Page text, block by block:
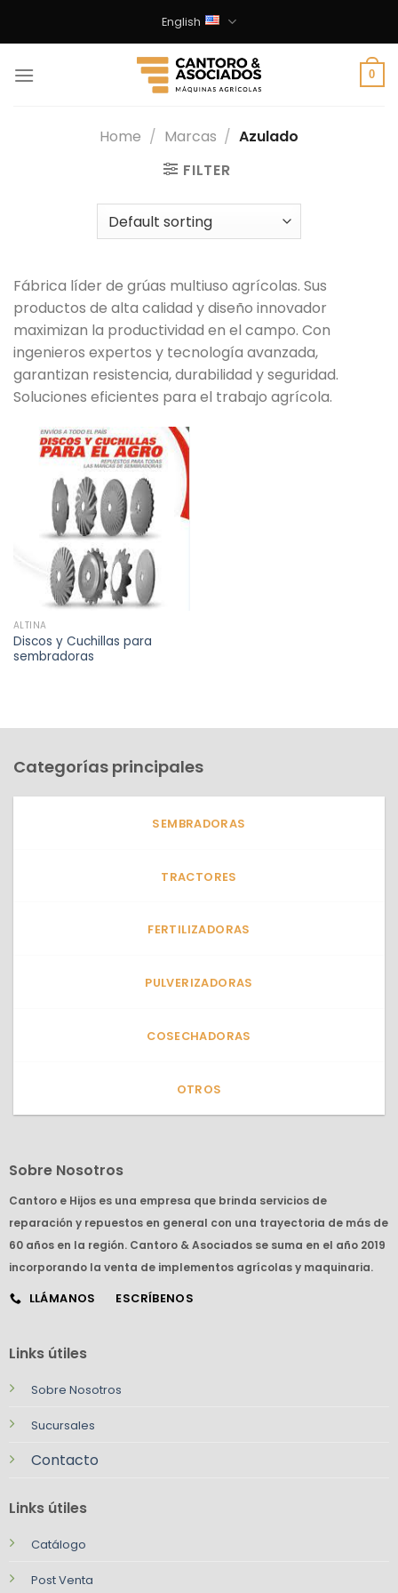
English
0
Home / Marcas / Azulado
FILTER
Fábrica líder de grúas multiuso agrícolas. Sus
productos de alta calidad y diseño innovador
maximizan la productividad en el campo. Con
ingenieros expertos y tecnología avanzada,
garantizan resistencia, durabilidad y seguridad.
Soluciones eficientes para el trabajo agrícola.
ALTINA
Discos y Cuchillas para
sembradoras
Categorías principales
SEMBRADORAS
TRACTORES
FERTILIZADORAS
PULVERIZADORAS
COSECHADORAS
OTROS
Sobre Nosotros
Cantoro e Hijos es una empresa que brinda servicios de
reparación y repuestos en general con una trayectoria de más de
60 años en la región. Cantoro & Asociados se suma en el año 2019
incorporando la venta de implementos agrícolas y maquinaria.
LLÁMANOS ESCRÍBENOS
Links útiles
Sobre Nosotros
Sucursales
Contacto
Links útiles
Catálogo
Post Venta